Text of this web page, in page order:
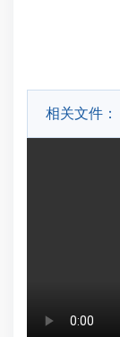
相关文件：